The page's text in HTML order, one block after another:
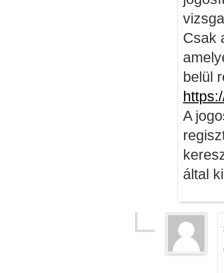
Csak
belül
A
által